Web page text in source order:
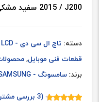
2015 / J200 سفید مشکی طلایی
دسته: تاچ ال سی دی - Touch LCD
قطعات فنی موبایل,
برند: سامسونگ - SAMSUNG
(
3 بررسی